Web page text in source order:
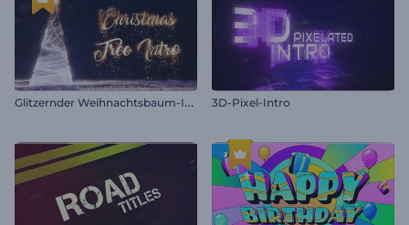
G
litzernder Weihnachtsbaum-Intro 3D-Pixel-Intro